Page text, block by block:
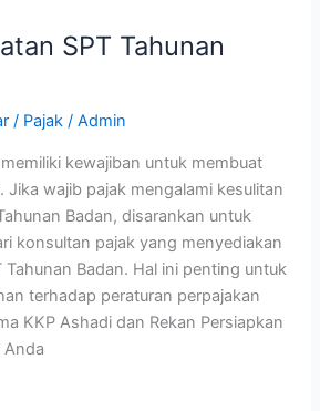
SPT Tahunan
/ Pajak /Admin
kewajiban untuk membuat
Jika wajib pajak mengalami kesulitan
Badan, disarankan untuk
konsultan pajak yang menyediakan
Tahunan Badan. Hal ini penting untuk
terhadap peraturan perpajakan
KKP Ashadi dan Rekan Persiapkan
Anda